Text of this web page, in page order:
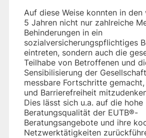
Auf diese Weise konnten in den
5 Jahren nicht nur zahlreiche
Behinderungen in ein
sozialversicherungspflichtiges
eintreten, sondern auch die
Teilhabe von Betroffenen und
Sensibilisierung der
messbare Fortschritte
und Barrierefreiheit
Dies lässt sich u.a. auf die hohe
Beratungsqualität der EUTB®-
Beratungsangebote und ihre
Netzwerktätigkeiten